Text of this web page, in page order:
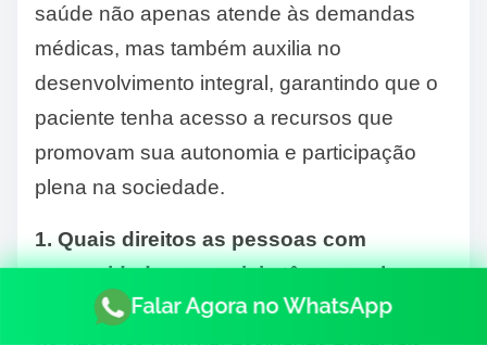
saúde não apenas atende às demandas
médicas, mas também auxilia no
desenvolvimento integral, garantindo que o
paciente tenha acesso a recursos que
promovam sua autonomia e participação
plena na sociedade.
1. Quais direitos as pessoas com
necessidades especiais têm nos planos
de saúde?Falar Agora no WhatsApp